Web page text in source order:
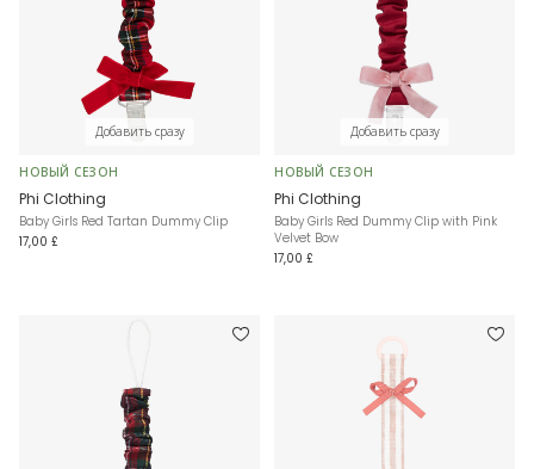
Добавить сразу
НОВЫЙ СЕЗОН
Phi Clothing
Baby Girls Red Tartan Dummy Clip
17,00 £
Добавить сразу
НОВЫЙ СЕЗОН
Phi Clothing
Baby Girls Red Dummy Clip with Pink
Velvet Bow
17,00 £